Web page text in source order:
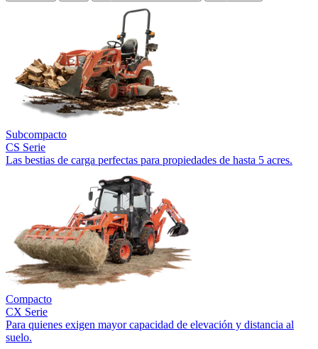
Subcompacto
CS Serie
Las bestias de carga perfectas para propiedades de hasta 5 acres.
Compacto
CX Serie
Para quienes exigen mayor capacidad de elevación y distancia al
suelo.